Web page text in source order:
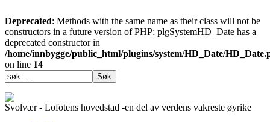
Deprecated: Methods with the same name as their class will not be
constructors in a future version of PHP; plgSystemHD_Date has a
deprecated constructor in
/home/innbygge/public_html/plugins/system/HD_Date/
on line 14
Svolvær - Lofotens hovedstad -en del av verdens vakreste øyrike